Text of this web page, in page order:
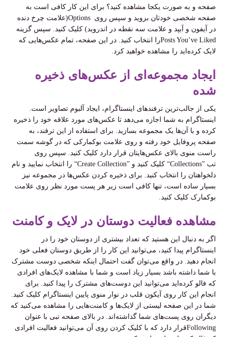
صفحه و به صورت یکجا مشاهده کنید؟ برای این کار کافی است به
صفحه شخصی خودتان بروید و سپس روی Options(علامت چرخ دنده
در آیفون و آیپد و علامت سه نقطه در اندروید) کلیک کنید. سپس گزینه
Posts You’ve Likedرا انتخاب کنید. در این صفحه، تمام عکس‌هایی که
لایک کرده‌اید را مشاهده خواهید کرد
ایجاد مجموعه‌ای از عکس‌های ذخیره
شده
یکی از جالب‌ترین ترفندهای اینستاگرام، ایجاد آلبوم تصاویر است.
اینستاگرام به شما اجازه می‌دهد تا عکس‌های مورد علاقه خود را ذخیره
کرده و با آن‌ها یک مجموعه بسازید. برای استفاده از این ترفند، به
صفحه پروفایل خود رفته و روی علامت بوکمارکی که در گوشه سمت
راست منوی بالای عکس‌هایتان قرار دارد کلیک کنید. سپس روی
تب “Collections” کلیک کنید و “Create Collection” را انتخاب نمایید و نام
دلخواهتان را انتخاب کنید. برای ذخیره کردن عکس‌ها در مجموعه نیز
بسیار ساده است، تنها کافی است زیر هر پست مورد نظر روی علامت
بوکمارک کلیک کنید
مشاهده فعالیت دوستان در لایک و کامنت
اگر به دنبال این هستید که تعداد بیشتری از دوستان خود را در
اینستاگرام پیدا کنید، می‌توانید این کار را از طریق دوستان فعلی خود
انجام دهید. در واقع می‌توان گفت احتمال اینکه شخصی دوست مشترک
با شما داشته باشد بسیار زیاد است و شما با مشاهده لایک‌های افرادی
که فالو کرده‌اید می‌توانید این دوست‌های مشترک را پیدا کنید. برای
انجام این کار روی آیکون قلب در نوار منوی پایین اینستاگرام کلیک کنید.
شما در این صفحه لیستی از لایک‌ها و کامنت‌هایی را مشاهده می‌کنید که
دیگران روی پست‌های شما گذاشته‌اند. در بالای صفحه تبی با عنوان
Followingقرار دارد که با کلیک کردن روی آن می‌توانید فعالیت افرادی